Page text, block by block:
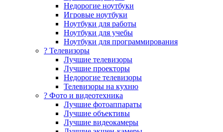
Недорогие ноутбуки
Игровые ноутбуки
Ноутбуки для работы
Ноутбуки для учебы
Ноутбуки для программирования
? Телевизоры
Лучшие телевизоры
Лучшие проекторы
Недорогие телевизоры
Телевизоры на кухню
? Фото и видеотехника
Лучшие фотоаппараты
Лучшие объективы
Лучшие видеокамеры